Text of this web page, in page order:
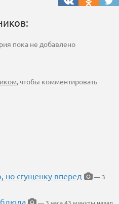
пока не добавлено
, чтобы комментировать
сгущенку вперед
— 3
блюда